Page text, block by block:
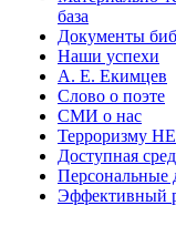
база
Документы
Наши успехи
А. Е. Екимцев
Слово о поэте
СМИ о нас
Терроризму
Доступная
Персональные
Эффективный